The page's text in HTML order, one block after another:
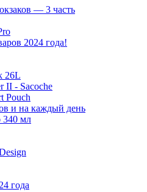
— 3 часть
2024 года!
26L
II - Sacoche
Pouch
и на каждый день
340 мл
года